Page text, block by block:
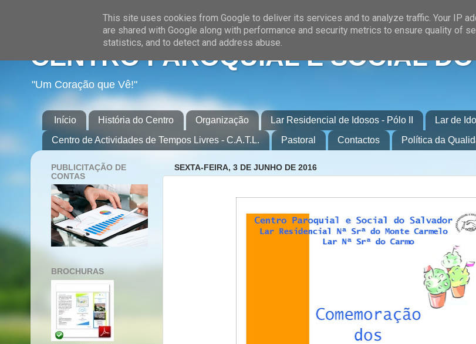
CENTRO PAROQUIAL E SOCIAL
"Um Coração que Vê!"
Início História do Centro Organização Lar Residencial de Idosos - Pólo II Lar de
Centro de Actividades de Tempos Livres - C.A.T.L.
Pastoral Contactos Política da
SEXTA-FEIRA, 3 DE JUNHO DE 2016
PUBLICITAÇÃO DE
CONTAS
BROCHURAS
This site uses cookies from Google to deliver its services and to analyze traffic. Your IP
are shared with Google along with performance and security metrics to ensure quality of
statistics, and to detect and address abuse.